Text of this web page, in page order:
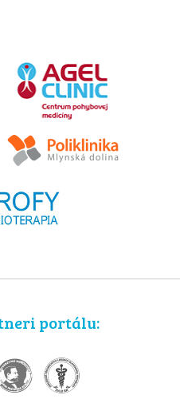
portálu: